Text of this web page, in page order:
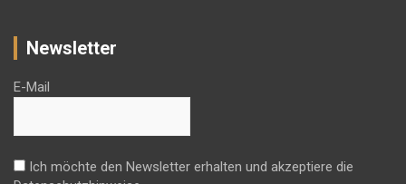
Newsletter
E-Mail
Ich möchte den Newsletter erhalten und akzeptiere die